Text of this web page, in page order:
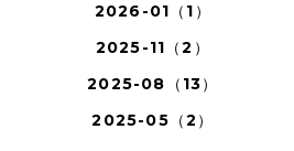
2026-01（1）
2025-11（2）
2025-08（13）
2025-05（2）